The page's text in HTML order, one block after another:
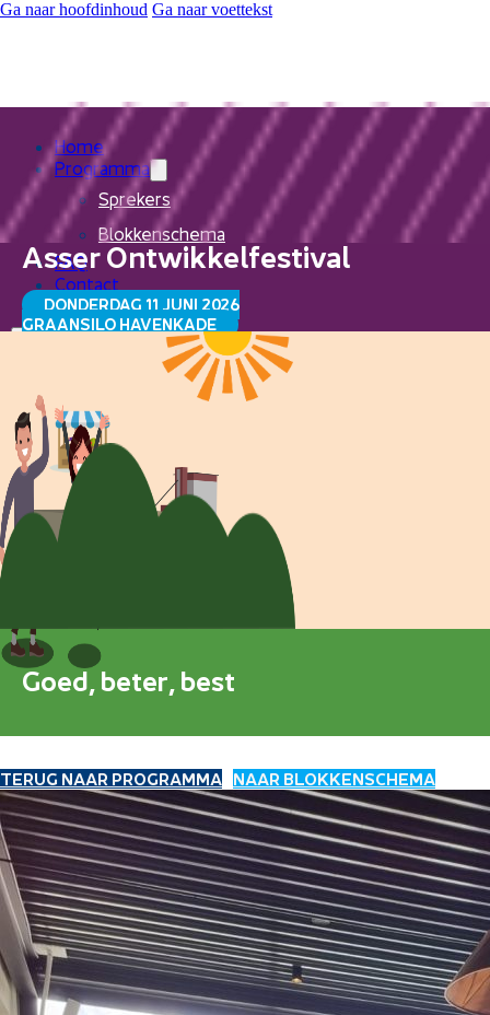
Ga naar hoofdinhoud Ga naar voettekst
Home
Programma
Sprekers
Blokkenschema
FAQ
Contact
Home
Programma
Sprekers
Blokkenschema
Asser Ontwikkelfestival
DONDERDAG 11 JUNI 2026
GRAANSILO HAVENKADE
Goed, beter, best
TERUG NAAR PROGRAMMA NAAR BLOKKENSCHEMA